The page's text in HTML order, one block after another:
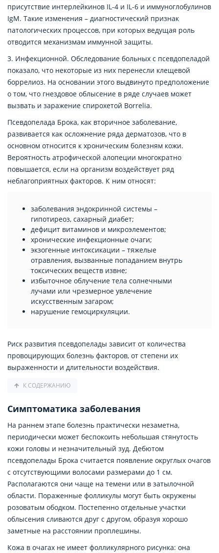
присутствие интерлейкинов IL-4 и IL-6 и иммуноглобулинов
IgM. Такие изменения – диагностический признак
патологических процессов, при которых ведущая роль
отводится механизмам иммунной защиты.
3. Инфекционной. Обследование больных с псевдопеладой
показало, что некоторые из них перенесли клещевой
боррелиоз. На основании этого выдвинуто предположение
о том, что гнездовое облысение в ряде случаев может
вызвать и заражение спирохетой Borrelia.
Псевдопелада Брока, как вторичное заболевание,
развивается как осложнение ряда дерматозов, что в
основном относится к хроническим болезням кожи.
Вероятность атрофической алопеции многократно
повышается, если на организм воздействует ряд
неблагоприятных факторов. К ним относят:
заболевания эндокринной системы –
гипотиреоз, сахарный диабет;
дефицит витаминов и микроэлементов;
хронические инфекционные очаги;
экзогенные интоксикации – тяжелые
отравления, вызванные попаданием внутрь
токсических веществ извне;
избыточное облучение тела солнечными
лучами или чрезмерное увлечение
искусственным загаром;
нарушение гемоциркуляции.
Риск развития псевдопелады зависит от количества
провоцирующих болезнь факторов, от степени их
выраженности и длительности воздействия.
К СОДЕРЖАНИЮ
Симптоматика заболевания
На раннем этапе болезнь практически незаметна,
периодически может беспокоить небольшая стянутость
кожи головы и незначительный зуд. Дебютом
псевдопелады Брока считается появление округлых очагов
с отсутствующими волосами размерами до 1 см.
Располагаются они чаще на темени или в затылочной
области. Пораженные фолликулы могут быть окружены
розоватым ободком. Постепенно отдельные участки
облысения сливаются друг с другом, образуя хорошо
заметные на расстоянии проплешины.
Кожа в очагах не имеет фолликулярного рисунка: она